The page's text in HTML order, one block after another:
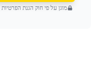
מוגן על פי חוק הגנת הפרטיות